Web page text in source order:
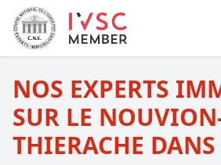
NOS EXPERTS
SUR LE
THIERACHE